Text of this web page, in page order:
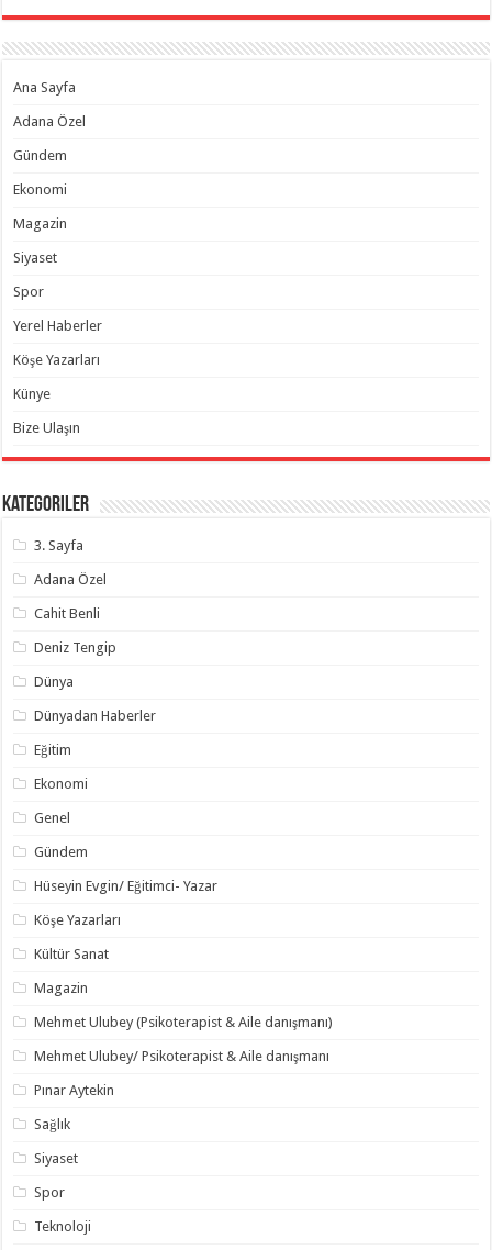
Ana Sayfa
Adana Özel
Gündem
Ekonomi
Magazin
Siyaset
Spor
Yerel Haberler
Köşe Yazarları
Künye
Bize Ulaşın
Kategoriler
3. Sayfa
Adana Özel
Cahit Benli
Deniz Tengip
Dünya
Dünyadan Haberler
Eğitim
Ekonomi
Genel
Gündem
Hüseyin Evgin/ Eğitimci- Yazar
Köşe Yazarları
Kültür Sanat
Magazin
Mehmet Ulubey (Psikoterapist & Aile danışmanı)
Mehmet Ulubey/ Psikoterapist & Aile danışmanı
Pınar Aytekin
Sağlık
Siyaset
Spor
Teknoloji